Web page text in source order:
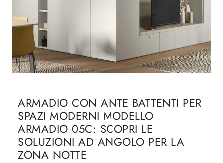
ARMADIO CON ANTE BATTENTI PER
SPAZI MODERNI MODELLO
ARMADIO 05C: SCOPRI LE
SOLUZIONI AD ANGOLO PER LA
ZONA NOTTE